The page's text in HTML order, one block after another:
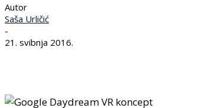
Autor
Saša Urličić
-
21. svibnja 2016.